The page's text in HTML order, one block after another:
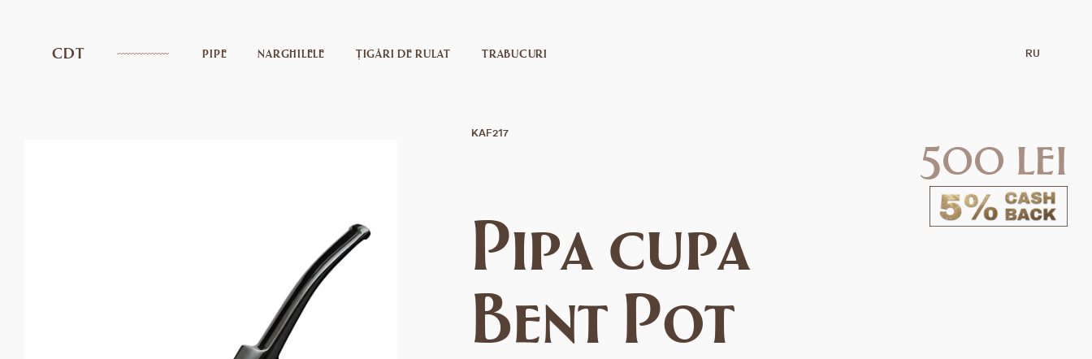
CDT PIPE NARGHILELE ȚIGĂRI DE RULAT TRABUCURI RU
KAF217
Pipa сupa
Bent Pot
500 lei